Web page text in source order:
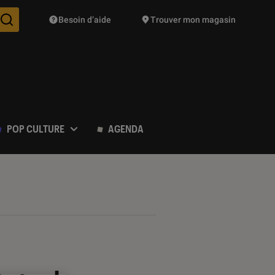
Des suggestions de produits vont vous être proposées
Besoin d’aide Trouver mon magasin
POP CULTURE AGENDA